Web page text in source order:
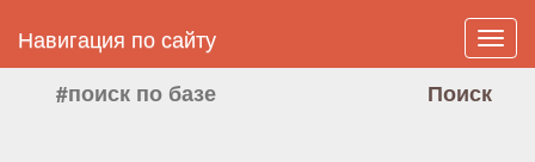
Навигация по сайту